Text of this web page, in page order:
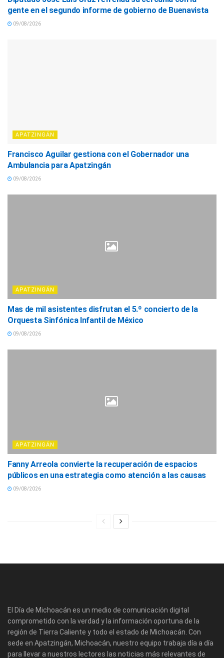
gente en el segundo informe de gobierno de Buenavista
09/08/2026
APATZINGÁN
Francisco Aguilar gestiona con el Gobernador una
Ambulancia para Apatzingán
09/08/2026
APATZINGÁN
Mas de mil asistentes disfrutan el 5.º concierto de la
Orquesta Sinfónica Infantil de México
09/08/2026
APATZINGÁN
Fanny Arreola convierte la recuperación de espacios
públicos en una estrategia como atención a las causas
09/08/2026
El Día de Michoacán es un medio de comunicación digital
comprometido con la verdad y la información oportuna de la
región de Tierra Caliente y todo el estado de Michoacán. Con
sede en Apatzingán, Michoacán, nuestro equipo trabaja día a día
para llevar a nuestros lectores las noticias más relevantes de